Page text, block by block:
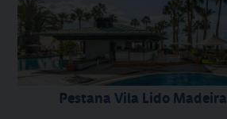
Pestana Vila Lido Madeira